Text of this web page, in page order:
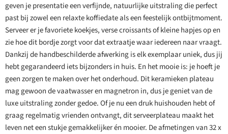
geven je presentatie een verfijnde, natuurlijke uitstraling die perfect
past bij zowel een relaxte koffiedate als een feestelijk ontbijtmoment.
Serveer er je favoriete koekjes, verse croissants of kleine hapjes op en
zie hoe dit bordje zorgt voor dat extraatje waar iedereen naar vraagt.
Dankzij de handbeschilderde afwerking is elk exemplaar uniek, dus jij
hebt gegarandeerd iets bijzonders in huis. En het mooie is: je hoeft je
geen zorgen te maken over het onderhoud. Dit keramieken plateau
mag gewoon de vaatwasser en magnetron in, dus je geniet van de
luxe uitstraling zonder gedoe. Of je nu een druk huishouden hebt of
graag regelmatig vrienden ontvangt, dit serveerplateau maakt het
leven net een stukje gemakkelijker én mooier. De afmetingen van 32 x